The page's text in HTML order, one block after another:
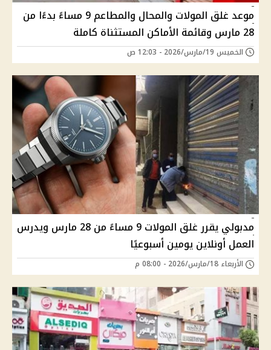
موعد غلق المولات والمحال والمطاعم 9 مساءً بدءًا من
28 مارس وقائمة الأماكن المستثناة كاملة
الخميس 19/مارس/2026 - 12:03 ص
مدبولي يقرر غلق المولات 9 مساءً من 28 مارس ويدرس
العمل أونلاين يومين أسبوعيًا
الأربعاء 18/مارس/2026 - 08:00 م